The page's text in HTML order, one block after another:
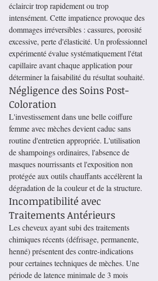
éclaircir trop rapidement ou trop
intensément. Cette impatience provoque des
dommages irréversibles : cassures, porosité
excessive, perte d'élasticité. Un professionnel
expérimenté évalue systématiquement l'état
capillaire avant chaque application pour
déterminer la faisabilité du résultat souhaité.
Négligence des Soins Post-
Coloration
L'investissement dans une belle coiffure
femme avec mèches devient caduc sans
routine d'entretien appropriée. L'utilisation
de shampoings ordinaires, l'absence de
masques nourrissants et l'exposition non
protégée aux outils chauffants accélèrent la
dégradation de la couleur et de la structure.
Incompatibilité avec
Traitements Antérieurs
Les cheveux ayant subi des traitements
chimiques récents (défrisage, permanente,
henné) présentent des contre-indications
pour certaines techniques de mèches. Une
période de latence minimale de 3 mois